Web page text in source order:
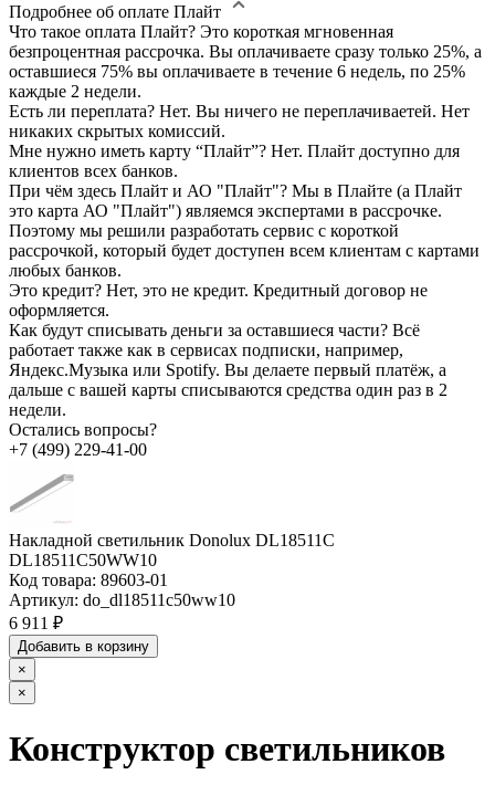
Подробнее об оплате Плайт
Что такое оплата Плайт? Это короткая мгновенная
безпроцентная рассрочка. Вы оплачиваете сразу только 25%, а
оставшиеся 75% вы оплачиваете в течение 6 недель, по 25%
каждые 2 недели.
Есть ли переплата? Нет. Вы ничего не переплачиваетей. Нет
никаких скрытых комиссий.
Мне нужно иметь карту “Плайт”? Нет. Плайт доступно для
клиентов всех банков.
При чём здесь Плайт и АО "Плайт"? Мы в Плайте (а Плайт
это карта АО "Плайт") являемся экспертами в рассрочке.
Поэтому мы решили разработать сервис с короткой
рассрочкой, который будет доступен всем клиентам с картами
любых банков.
Это кредит? Нет, это не кредит. Кредитный договор не
оформляется.
Как будут списывать деньги за оставшиеся части? Всё
работает также как в сервисах подписки, например,
Яндекс.Музыка или Spotify. Вы делаете первый платёж, а
дальше с вашей карты списываются средства один раз в 2
недели.
Остались вопросы?
+7 (499) 229-41-00
Накладной светильник Donolux DL18511C
DL18511C50WW10
Код товара: 89603-01
Артикул: do_dl18511c50ww10
6 911 ₽
Добавить в корзину
×
×
Конструктор светильников